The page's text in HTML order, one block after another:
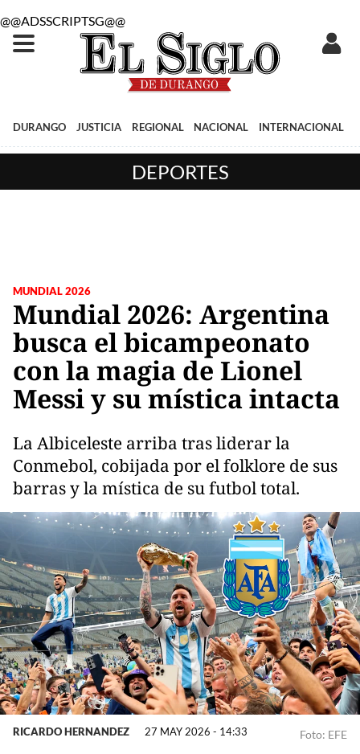
@@ADSSCRIPTSG@@
DURANGO JUSTICIA REGIONAL NACIONAL INTERNACIONAL
DEPORTES
MUNDIAL 2026
Mundial 2026: Argentina
busca el bicampeonato
con la magia de Lionel
Messi y su mística intacta
La Albiceleste arriba tras liderar la
Conmebol, cobijada por el folklore de sus
barras y la mística de su futbol total.
Foto: EFE
RICARDO HERNANDEZ 27 MAY 2026 - 14:33